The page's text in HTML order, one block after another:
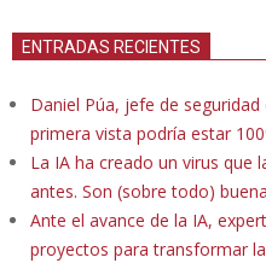
ENTRADAS RECIENTES
Daniel Púa, jefe de
primera vista podría estar
La IA ha creado un virus que
antes. Son (sobre todo)
Ante el avance de la IA,
proyectos para transformar